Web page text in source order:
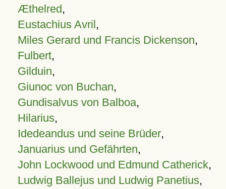
Æthelred,
Eustachius Avril,
Miles Gerard und Francis Dickenson,
Fulbert,
Gilduin,
Giunoc von Buchan,
Gundisalvus von Balboa,
Hilarius,
Idedeandus und seine Brüder,
Januarius und Gefährten,
John Lockwood und Edmund Catherick,
Ludwig Ballejus und Ludwig Panetius,